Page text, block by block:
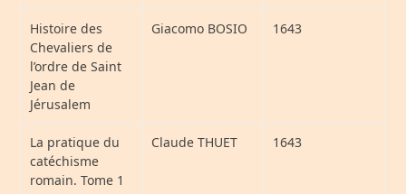
Histoire des
Chevaliers de
l’ordre de Saint
Jean de
Jérusalem
Giacomo BOSIO 1643
La pratique du
catéchisme
romain. Tome 1
Claude THUET 1643